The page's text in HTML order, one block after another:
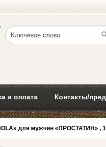
и оплата Контакты/
для мужчин «ПРОСТАТИН» ,